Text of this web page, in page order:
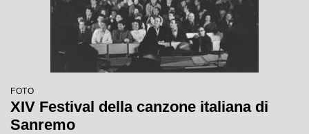
FOTO
XIV Festival della canzone italiana di
Sanremo